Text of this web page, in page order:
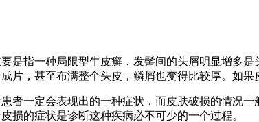
是指一种局限型牛皮癣，发髻间的头屑明显增多
片，甚至布满整个头皮，鳞屑也变得比较厚。如
一定会表现出的一种症状，而皮肤破损的情况一
损的症状是诊断这种疾病必不可少的一个过程。